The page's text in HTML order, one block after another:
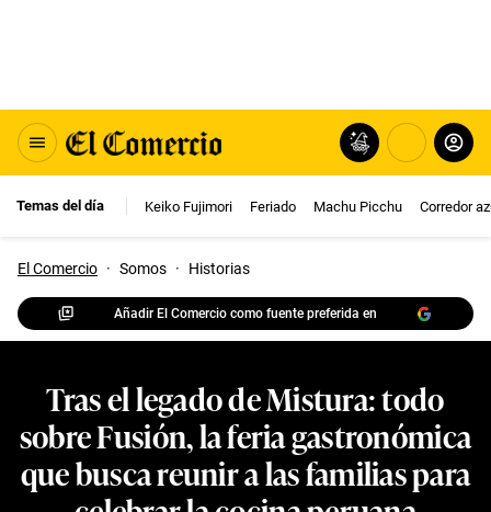
Temas del día Keiko Fujimori Feriado Machu Picchu Corredor
El Comercio · Somos · Historias
Añadir El Comercio como fuente preferida en
Tras el legado de Mistura: todo
sobre Fusión, la feria gastronómica
que busca reunir a las familias para